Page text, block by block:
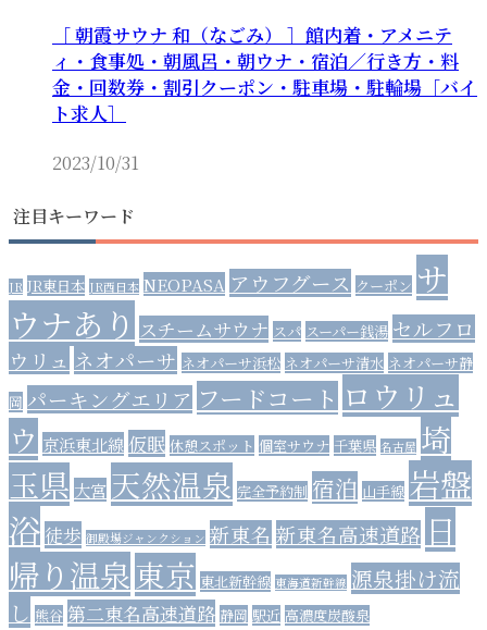
［ 朝霞サウナ 和（なごみ） ］館内着・アメニテ
ィ・食事処・朝風呂・朝ウナ・宿泊／行き方・料
金・回数券・割引クーポン・駐車場・駐輪場［バイ
ト求人］
2023/10/31
注目キーワード
JR JR東日本 JR西日本 NEOPASA アウフグース クーポン サ
ウナあり スチームサウナ スパ スーパー銭湯 セルフロ
ウリュ ネオパーサ ネオパーサ浜松 ネオパーサ清水 ネオパーサ静
岡 パーキングエリア フードコート ロウリュ
ウ 京浜東北線仮眠 休憩スポット 個室サウナ 千葉県 名古屋 埼
玉県 大宮 天然温泉 完全予約制 宿泊 山手線 岩盤
浴 徒歩 御殿場ジャンクション 新東名 新東名高速道路 日
帰り温泉東京 東北新幹線 東海道新幹線 源泉掛け流
し 熊谷 第二東名高速道路 静岡 駅近 高濃度炭酸泉